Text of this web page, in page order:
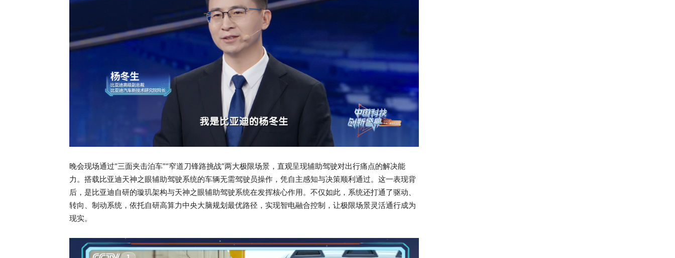
晚会现场通过“三面夹击泊车”“窄道刀锋路挑战”两大极限场景，直观呈现辅助驾驶对出行痛点的解决能
力。搭载比亚迪天神之眼辅助驾驶系统的车辆无需驾驶员操作，凭自主感知与决策顺利通过。这一表现背
后，是比亚迪自研的璇玑架构与天神之眼辅助驾驶系统在发挥核心作用。不仅如此，系统还打通了驱动、
转向、制动系统，依托自研高算力中央大脑规划最优路径，实现智电融合控制，让极限场景灵活通行成为
现实。